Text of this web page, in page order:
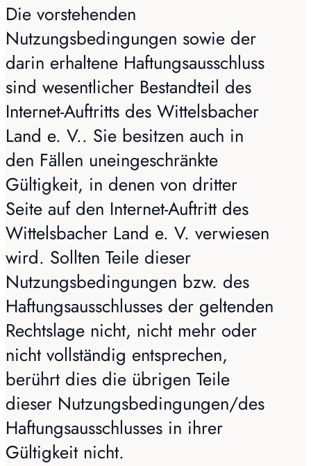
Die vorstehenden
Nutzungsbedingungen sowie der
darin erhaltene Haftungsausschluss
sind wesentlicher Bestandteil des
Internet-Auftritts des Wittelsbacher
Land e. V.. Sie besitzen auch in
den Fällen uneingeschränkte
Gültigkeit, in denen von dritter
Seite auf den Internet-Auftritt des
Wittelsbacher Land e. V. verwiesen
wird. Sollten Teile dieser
Nutzungsbedingungen bzw. des
Haftungsausschlusses der geltenden
Rechtslage nicht, nicht mehr oder
nicht vollständig entsprechen,
berührt dies die übrigen Teile
dieser Nutzungsbedingungen/des
Haftungsausschlusses in ihrer
Gültigkeit nicht.